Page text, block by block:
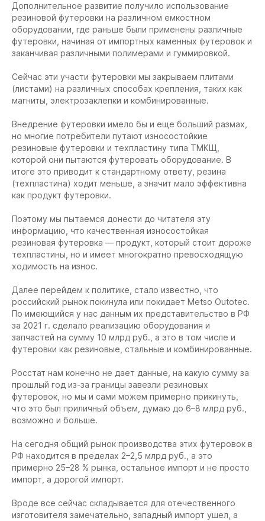
Дополнительное развитие получило использование
резиновой футеровки на различном емкостном
оборудовании, где раньше были применены различные
футеровки, начиная от импортных каменных футеровок и
заканчивая различными полимерами и гуммировкой.
Сейчас эти участи футеровки мы закрываем плитами
(листами) на различных способах крепления, таких как
магниты, электрозаклепки и комбинированные.
Внедрение футеровки имело бы и еще больший размах,
но многие потребители путают износостойкие
резиновые футеровки и техпластину типа ТМКЩ,
которой они пытаются футеровать оборудование. В
итоге это приводит к стандартному ответу, резина
(техпластина) ходит меньше, а значит мало эффективна
как продукт футеровки.
Поэтому мы пытаемся донести до читателя эту
информацию, что качественная износостойкая
резиновая футеровка — продукт, который стоит дороже
техпластины, но и имеет многократно превосходящую
ходимость на износ.
Далее перейдем к политике, стало известно, что
российский рынок покинула или покидает Metso Outotec.
По имеющийся у нас данным их представительство в РФ
за 2021 г. сделало реализацию оборудования и
запчастей на сумму 10 млрд руб., а это в том числе и
футеровки как резиновые, стальные и комбинированные.
Росстат нам конечно не дает данные, на какую сумму за
прошлый год из-за границы завезли резиновых
футеровок, но мы и сами можем примерно прикинуть,
что это был приличный объем, думаю до 6–8 млрд руб.,
возможно и больше.
На сегодня общий рынок производства этих футеровок в
РФ находится в пределах 2–2,5 млрд руб., а это
примерно 25–28 % рынка, остальное импорт и не просто
импорт, а дорогой импорт.
Вроде все сейчас складывается для отечественного
изготовителя замечательно, западный импорт ушел, а